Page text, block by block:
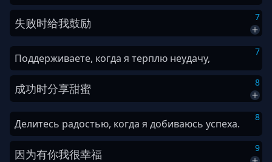
7
失败时给我鼓励
7
Поддерживаете, когда я терплю неудачу,
8
成功时分享甜蜜
8
Делитесь радостью, когда я добиваюсь успеха.
9
因为有你我很幸福